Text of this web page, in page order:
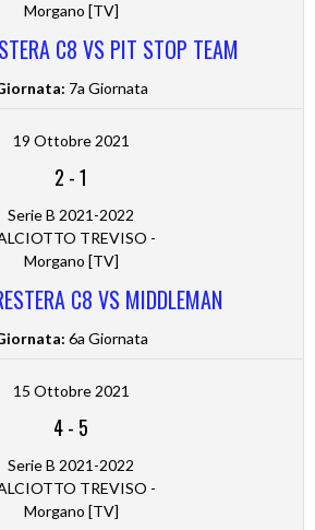
Morgano [TV]
C8 VS PIT STOP TEAM
7a Giornata
19 Ottobre 2021
2 -1
Serie B 2021-2022
TREVISO -
Morgano [TV]
C8 VS MIDDLEMAN
6a Giornata
15 Ottobre 2021
4- 5
Serie B 2021-2022
TREVISO -
Morgano [TV]